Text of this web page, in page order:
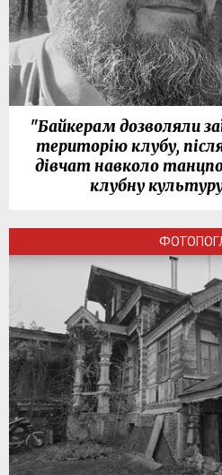
"Байкерам дозволяли
територію клубу,
дівчат навколо
клубну